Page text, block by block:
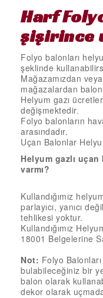
PARTİ TAÇ
EVA KÜRDAN
MİNİ PARTİ ŞAPKA
KARAKTERLİ
18” FOLYO BALON
34” FOLYO BALON
40” FOLYO BALON
MUM
RAKAM MUM
PLEKSİ ÜRÜNLER
Harf
şişirince
Folyo balonları
şeklinde
Mağazamızdan
mağazalardan
Helyum gazı
değişmektedir.
Folyo balonların
arasındadır.
Uçan Balonlar
Helyum gazlı
varmı?
Kullandığımız
parlayıcı, yanıcı
tehlikesi yoktur.
Kullandığımız
18001 Belgelerine
Not: Folyo
bulabileceğiniz bir
balon olarak
dekor olarak